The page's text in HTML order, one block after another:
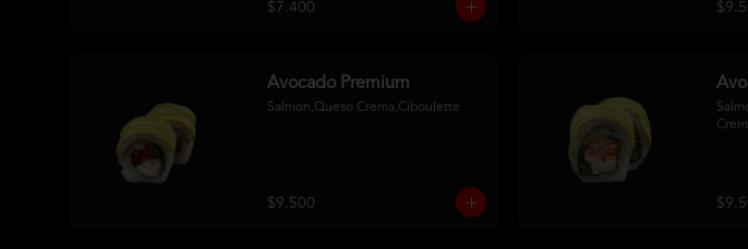
$7.400
Avocado Premium
Salmon,Queso Crema,Ciboulette
$9.500